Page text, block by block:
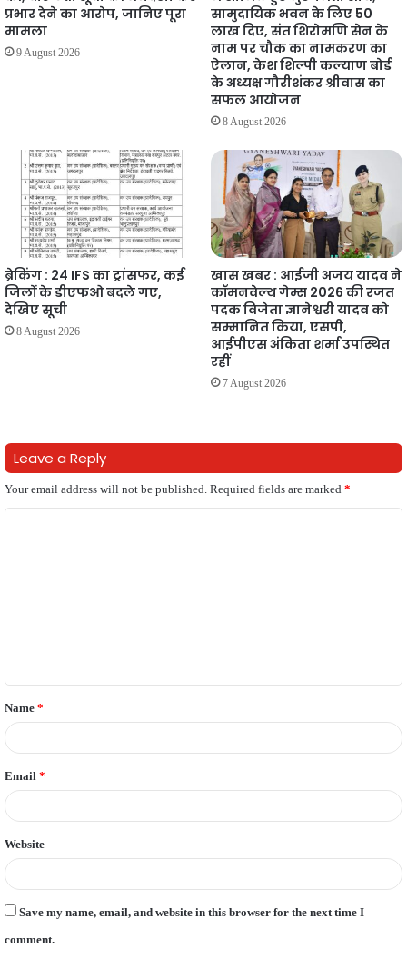
प्रभार देने का आरोप, जानिए पूरा
मामला
9 August 2026
सामुदायिक भवन के लिए 50
लाख दिए, संत शिरोमणि सेन के
नाम पर चौक का नामकरण का
ऐलान, केश शिल्पी कल्याण बोर्ड
के अध्यक्ष गौरीशंकर श्रीवास का
सफल आयोजन
8 August 2026
ब्रेकिंग : 24 IFS का ट्रांसफर, कई
जिलों के डीएफओ बदले गए,
देखिए सूची
8 August 2026
खास खबर : आईजी अजय यादव ने
कॉमनवेल्थ गेम्स 2026 की रजत
पदक विजेता ज्ञानेश्वरी यादव को
सम्मानित किया, एसपी,
आईपीएस अंकिता शर्मा उपस्थित
रहीं
7 August 2026
Leave a Reply
Your email address will not be published. Required fields are marked *
t
*
Name *
Email *
Website
Save my name, email, and website in this browser for the next time I
comment.